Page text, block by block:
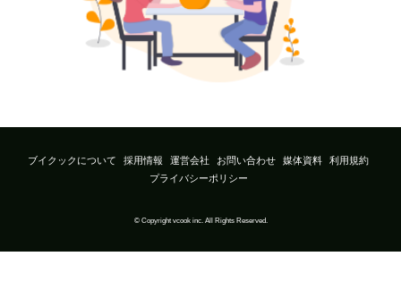
ブイクックについて 採用情報 運営会社 お問い合わせ 媒体資料
利用規約
プライバシーポリシー
© Copyright vcook inc. All Rights Reserved.